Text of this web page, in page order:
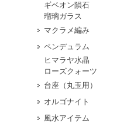
ギベオン隕石
瑠璃ガラス
マクラメ編み
ペンデュラム
ヒマラヤ水晶
ローズクォーツ
台座（丸玉用）
オルゴナイト
風水アイテム